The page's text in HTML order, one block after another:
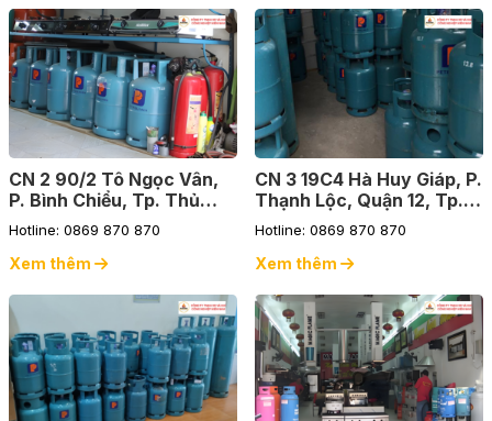
CN 2 90/2 Tô Ngọc Vân,
P. Bình Chiểu, Tp. Thủ
Đức
Hotline: 0869 870 870
Xem thêm
CN 3 19C4 Hà Huy Giáp, P.
Thạnh Lộc, Quận 12, Tp.
HCM
Hotline: 0869 870 870
Xem thêm